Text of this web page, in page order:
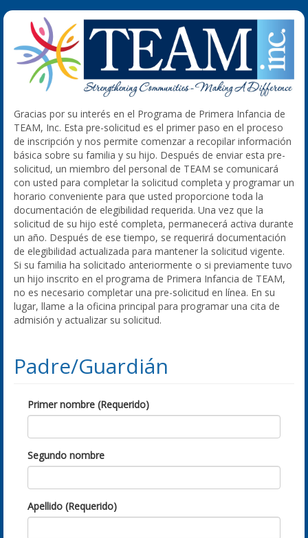
Gracias por su interés en el Programa de Primera Infancia de
TEAM, Inc. Esta pre-solicitud es el primer paso en el proceso
de inscripción y nos permite comenzar a recopilar información
básica sobre su familia y su hijo. Después de enviar esta pre-
solicitud, un miembro del personal de TEAM se comunicará
con usted para completar la solicitud completa y programar un
horario conveniente para que usted proporcione toda la
documentación de elegibilidad requerida. Una vez que la
solicitud de su hijo esté completa, permanecerá activa durante
un año. Después de ese tiempo, se requerirá documentación
de elegibilidad actualizada para mantener la solicitud vigente.
Si su familia ha solicitado anteriormente o si previamente tuvo
un hijo inscrito en el programa de Primera Infancia de TEAM,
no es necesario completar una pre-solicitud en línea. En su
lugar, llame a la oficina principal para programar una cita de
admisión y actualizar su solicitud.
Padre/Guardián
Primer nombre (Requerido)
Segundo nombre
Apellido (Requerido)